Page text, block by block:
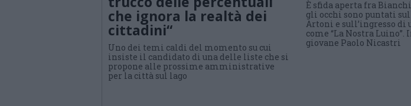
che ignora la realtà dei
cittadini“
Uno dei temi caldi del momento su cui
insiste il candidato di una delle liste che si
propone alle prossime amministrative
per la città sul lago
È sfida aperta fra
gli occhi sono puntati
Artoni e sull’ingresso di
come “La Nostra
giovane Paolo Nicastri